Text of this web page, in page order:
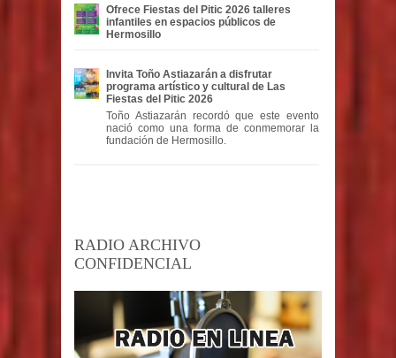
Ofrece Fiestas del Pitic 2026 talleres
infantiles en espacios públicos de
Hermosillo
Invita Toño Astiazarán a disfrutar
programa artístico y cultural de Las
Fiestas del Pitic 2026
Toño Astiazarán recordó que este evento
nació como una forma de conmemorar la
fundación de Hermosillo.
RADIO ARCHIVO
CONFIDENCIAL